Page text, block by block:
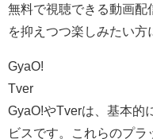
無料で視聴できる動画配
を抑えつつ楽しみたい方
GyaO!
Tver
GyaO!やTverは、基本的
ビスです。これらのプラ